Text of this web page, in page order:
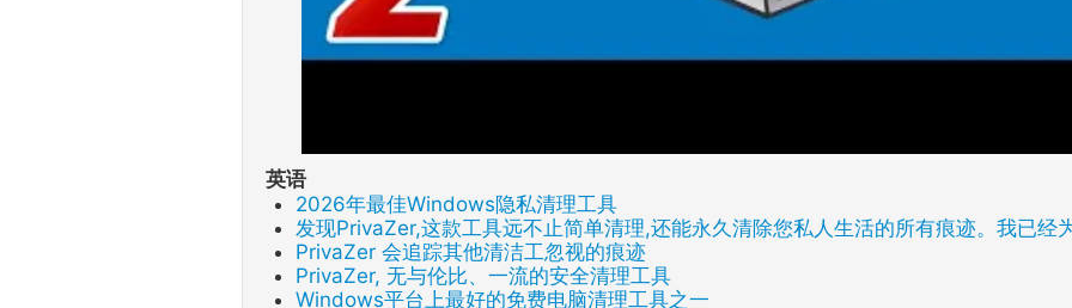
英语
2026年最佳Windows隐私清理工具
发现PrivaZer,这款工具远不止简单清理,还能永久清除您私人生活的所有痕迹。我已经
PrivaZer 会追踪其他清洁工忽视的痕迹
PrivaZer, 无与伦比、一流的安全清理工具
Windows平台上最好的免费电脑清理工具之一